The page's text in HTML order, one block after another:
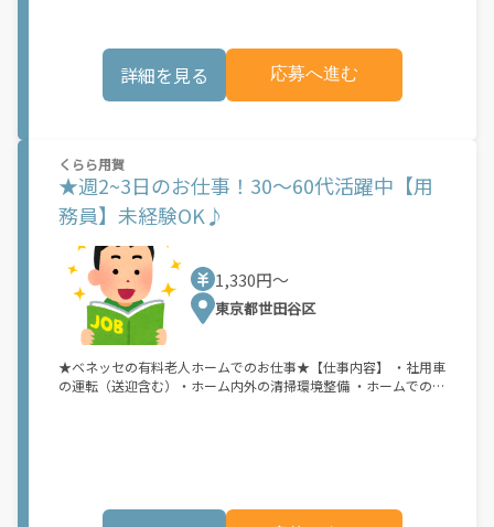
詳細を見る 応募へ進む
くらら用賀
★週2~3日のお仕事！30～60代活躍中【用
務員】未経験OK♪
1,330円〜
東京都世田谷区
★ベネッセの有料老人ホームでのお仕事★【仕事内容】 ・社用車
の運転（送迎含む）・ホーム内外の清掃環境整備 ・ホームでの生
OK！（法定労働時間内に限る）